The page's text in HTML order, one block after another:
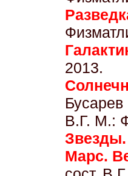
2013.
В.Г. М.:
Марс.